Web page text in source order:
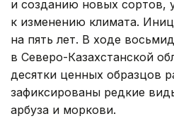
и созданию новых сортов,
к изменению климата.
на пять лет. В ходе
в Северо-Казахстанской
десятки ценных образцов
зафиксированы редкие
арбуза и моркови.